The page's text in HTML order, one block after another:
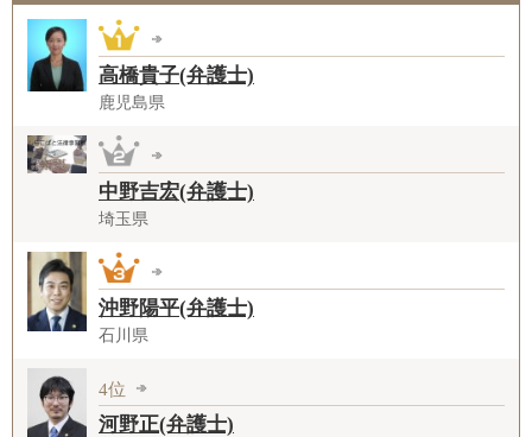
高橋貴子(弁護士)
鹿児島県
中野吉宏(弁護士)
埼玉県
沖野陽平(弁護士)
石川県
4位
河野正(弁護士)